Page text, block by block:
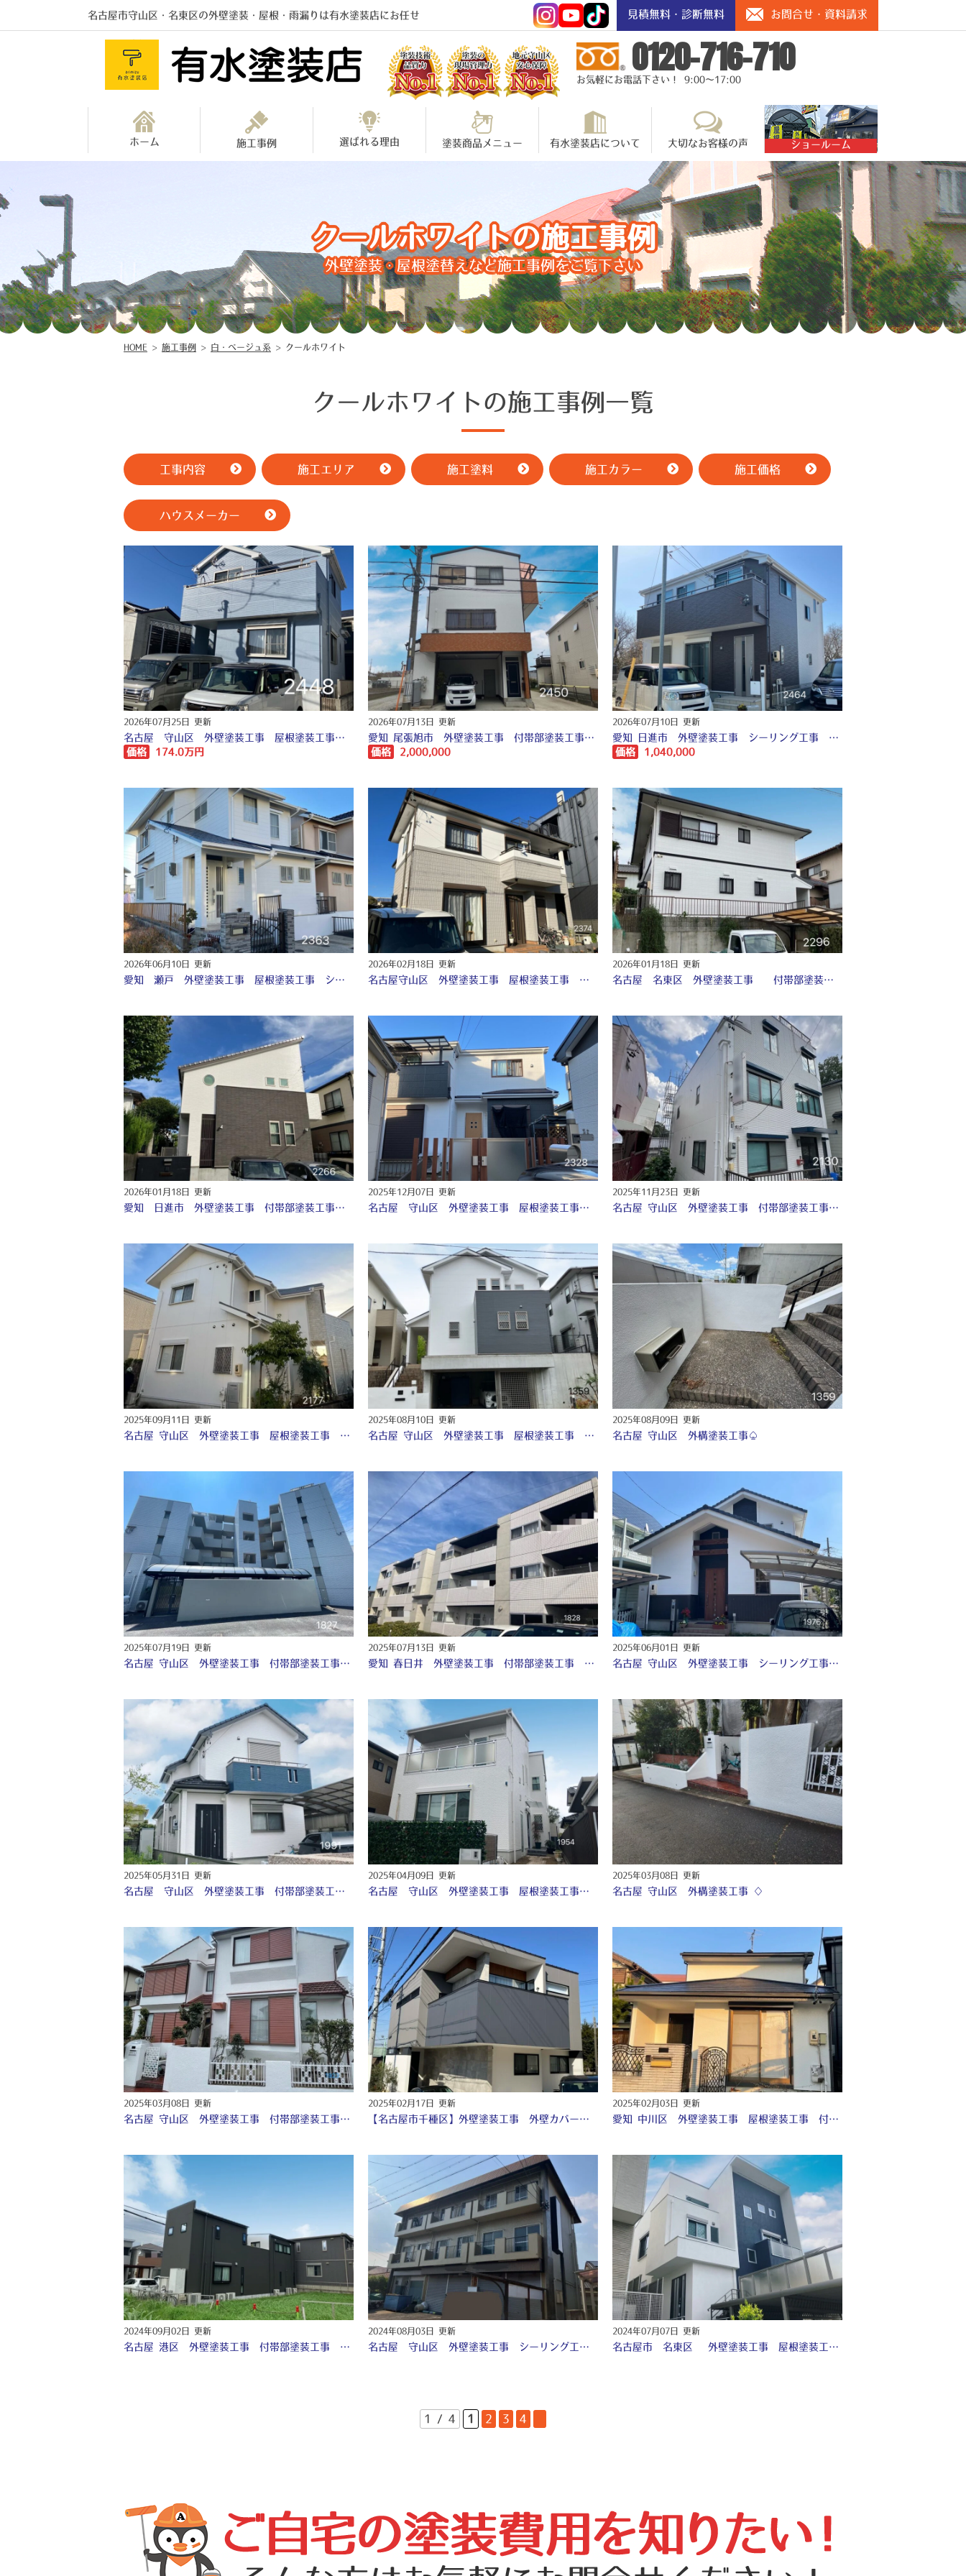
名古屋市守山区・名東区の外壁塗装・屋根・雨漏りは有水塗装店にお任せ 見積無料・診断無料 お問合せ・資料請求
0120-716-710
お気軽にお電話下さい！ 9:00～17:00
ホーム 施工事例 選ばれる理由 塗装商品メニュー 有水塗装店について 大切なお客様の声 ショールーム
クールホワイトの施工事例
外壁塗装・屋根塗替えなど施工事例をご覧下さい
HOME > 施工事例 > 白・ベージュ系 > クールホワイト
クールホワイトの施工事例一覧
工事内容 施工エリア 施工塗料 施工カラー 施工価格
ハウスメーカー
2026年07月25日 更新
名古屋 守山区 外壁塗装工事 屋根塗装工事 シーリング工事 付帯部塗装工事 ♪
価格
174.0万円
2026年07月13日 更新
愛知 尾張旭市 外壁塗装工事 付帯部塗装工事 シーリング工事 ♢
価格
2,000,000
2026年07月10日 更新
愛知 日進市 外壁塗装工事 シーリング工事 付帯部塗装工事 〇
価格
1,040,000
2026年06月10日 更新
愛知 瀬戸 外壁塗装工事 屋根塗装工事 シーリング工事 付帯部塗装工事 〇
2026年02月18日 更新
名古屋守山区 外壁塗装工事 屋根塗装工事 付帯部塗装工事 シーリング工事 防水工事 ♤
2026年01月18日 更新
名古屋 名東区 外壁塗装工事 付帯部塗装工事 シーリング工事 ♤
2026年01月18日 更新
愛知 日進市 外壁塗装工事 付帯部塗装工事 シーリング工事 ♤
2025年12月07日 更新
名古屋 守山区 外壁塗装工事 屋根塗装工事 付帯部塗装工事 シーリング工事 〇
2025年11月23日 更新
名古屋 守山区 外壁塗装工事 付帯部塗装工事 シーリング工事♤
2025年09月11日 更新
名古屋 守山区 外壁塗装工事 屋根塗装工事 防水工事 シーリング工事 ♤
2025年08月10日 更新
名古屋 守山区 外壁塗装工事 屋根塗装工事 シーリング工事 付帯部塗装工事 防水工事 外構塗装工事♤
2025年08月09日 更新
名古屋 守山区 外構塗装工事♤
2025年07月19日 更新
名古屋 守山区 外壁塗装工事 付帯部塗装工事 シーリング工事 ♢
2025年07月13日 更新
愛知 春日井 外壁塗装工事 付帯部塗装工事 シーリング工事 ♢
2025年06月01日 更新
名古屋 守山区 外壁塗装工事 シーリング工事 付帯部塗装工事 ♢
2025年05月31日 更新
名古屋 守山区 外壁塗装工事 付帯部塗装工事 シーリング工事 防水工事 ♤
2025年04月09日 更新
名古屋 守山区 外壁塗装工事 屋根塗装工事 付帯部塗装工事 シーリング工事 防水工事♤
2025年03月08日 更新
名古屋 守山区 外構塗装工事 ♢
2025年03月08日 更新
名古屋 守山区 外壁塗装工事 付帯部塗装工事 ♢
2025年02月17日 更新
【名古屋市千種区】外壁塗装工事 外壁カバー工事 付帯部塗装工事 シーリング工事 ♢
2025年02月03日 更新
愛知 中川区 外壁塗装工事 屋根塗装工事 付帯部塗装 シーリング工事 ♢
2024年09月02日 更新
名古屋 港区 外壁塗装工事 付帯部塗装工事 シーリング工事 防水工事 ♢
2024年08月03日 更新
名古屋 守山区 外壁塗装工事 シーリング工事 付帯部塗装工事 防水工事 タイル補修工事♤
2024年07月07日 更新
名古屋市 名東区 外壁塗装工事 屋根塗装工事 付帯部塗装工事 シーリング工事 ☆
1 / 4 1 2 3 4